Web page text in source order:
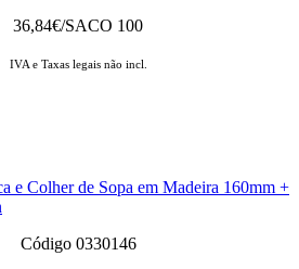
36,84€/SACO 100
IVA e Taxas legais não incl.
e Colher de Sopa em Madeira 160mm +
Código 0330146